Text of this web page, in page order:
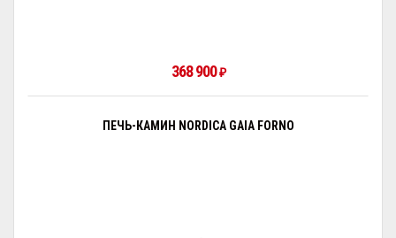
368 900₽
ПЕЧЬ-КАМИН NORDICA GAIA FORNO